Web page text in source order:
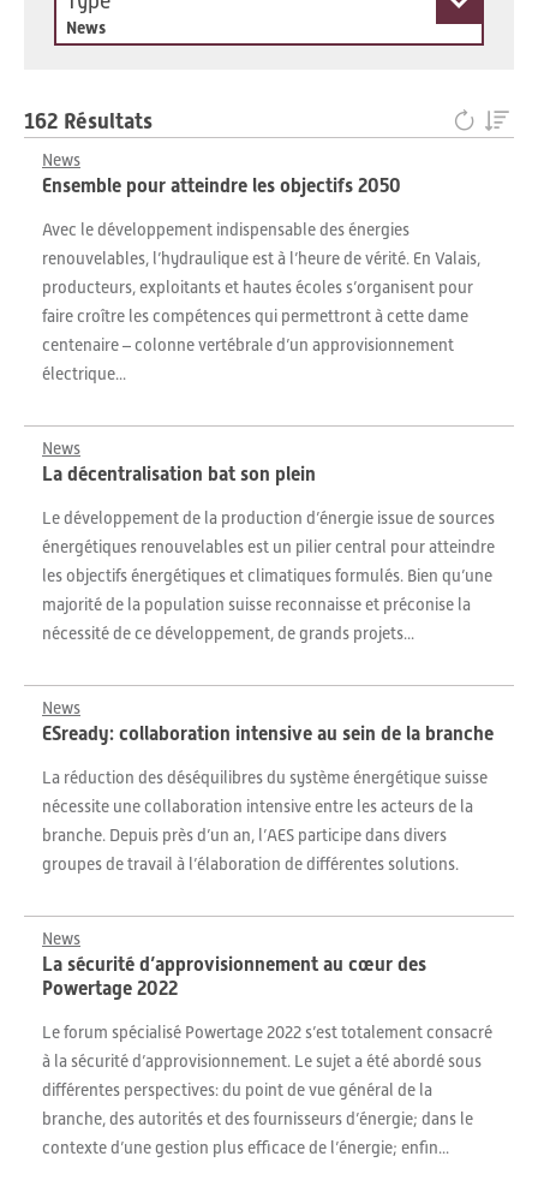
News
162 Résultats
News
Ensemble pour atteindre les objectifs 2050
Avec le développement indispensable des énergies
renouvelables, l’hydraulique est à l’heure de vérité. En Valais,
producteurs, exploitants et hautes écoles s’organisent pour
faire croître les compétences qui permettront à cette dame
centenaire – colonne vertébrale d’un approvisionnement
électrique...
News
La décentralisation bat son plein
Le développement de la production d’énergie issue de sources
énergétiques renouvelables est un pilier central pour atteindre
les objectifs énergétiques et climatiques formulés. Bien qu’une
majorité de la population suisse reconnaisse et préconise la
nécessité de ce développement, de grands projets...
News
ESready: collaboration intensive au sein de la branche
La réduction des déséquilibres du système énergétique suisse
nécessite une collaboration intensive entre les acteurs de la
branche. Depuis près d’un an, l’AES participe dans divers
groupes de travail à l’élaboration de différentes solutions.
News
La sécurité d’approvisionnement au cœur des
Powertage 2022
Le forum spécialisé Powertage 2022 s’est totalement consacré
à la sécurité d’approvisionnement. Le sujet a été abordé sous
différentes perspectives: du point de vue général de la
branche, des autorités et des fournisseurs d’énergie; dans le
contexte d’une gestion plus efficace de l’énergie; enfin...